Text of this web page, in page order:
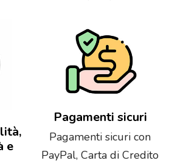
e
Pagamenti sicuri
Pagamenti sicuri con
PayPal, Carta di Credito